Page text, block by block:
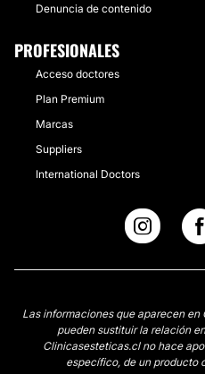
Denuncia de contenido
PROFESIONALES
Acceso doctores
Plan Premium
Marcas
Suppliers
International Doctors
Las informaciones que aparecen
pueden sustituir la relación
Clinicasesteticas.cl no hace
específico, de un producto